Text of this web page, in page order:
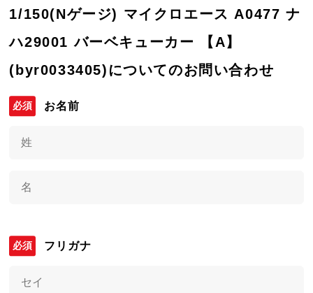
1/150(Nゲージ) マイクロエース A0477 ナ
ハ29001 バーベキューカー 【A】
(byr0033405)についてのお問い合わせ
お名前
フリガナ